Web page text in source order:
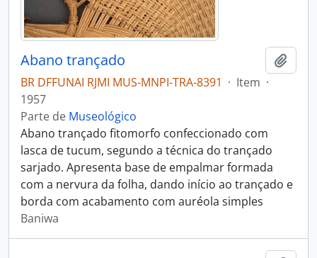
Abano trançado
BR DFFUNAI RJMI MUS-MNPI-TRA-8391 · Item ·
1957
Parte de Museológico
Abano trançado fitomorfo confeccionado com
lasca de tucum, segundo a técnica do trançado
sarjado. Apresenta base de empalmar formada
com a nervura da folha, dando início ao trançado e
borda com acabamento com auréola simples
Baniwa